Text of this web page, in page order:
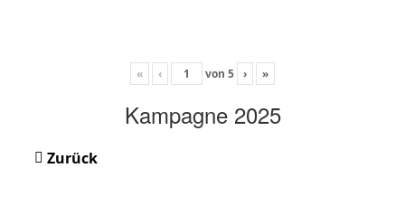
« ‹ von 5 › »
Kampagne 2025
Zurück